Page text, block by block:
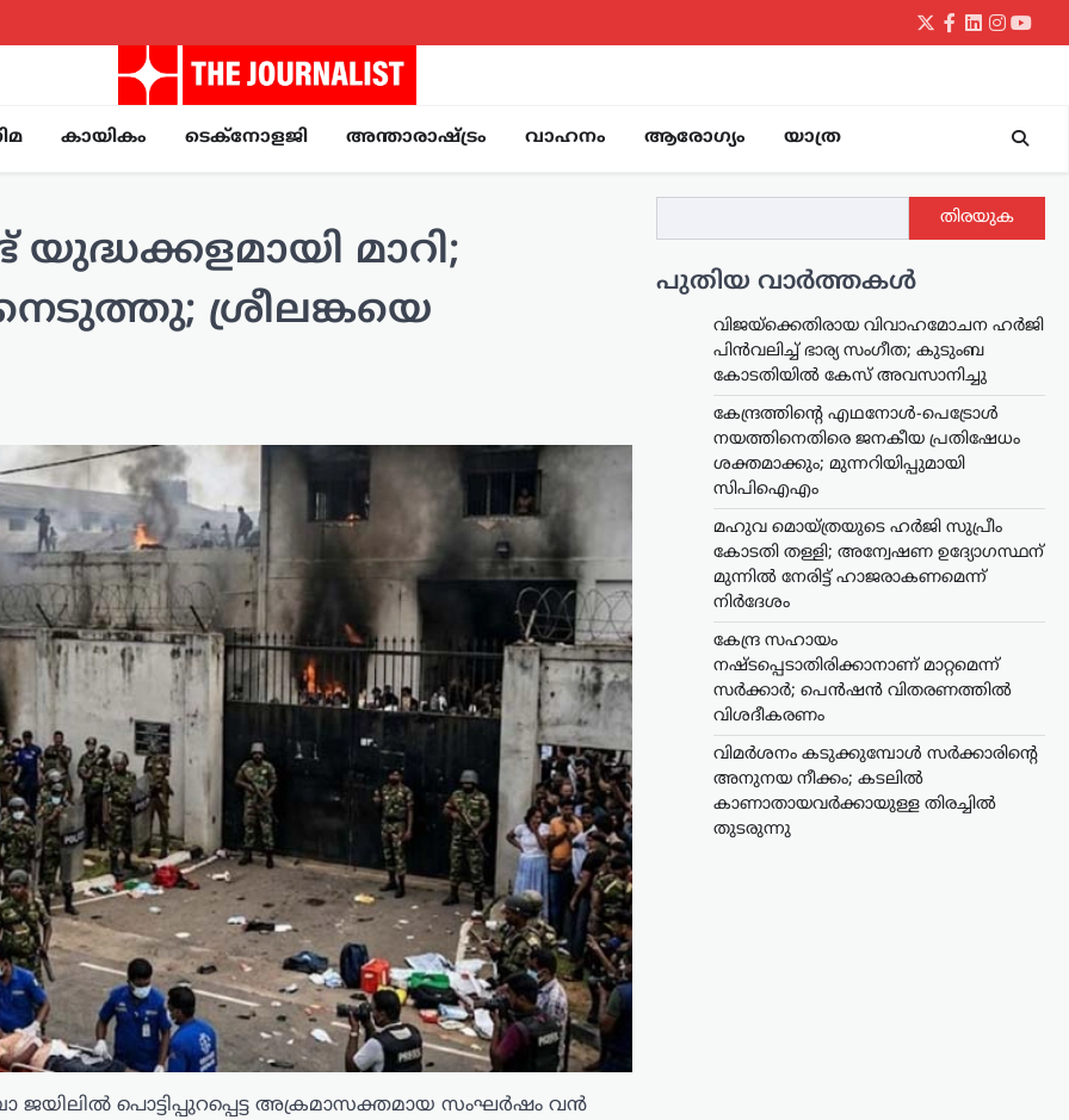
Twitter
Facebook
LinkedIn
കായികം ടെക്നോളജി അന്താരാഷ്ട്രം വാഹനം ആരോഗ്യം യാത്ര
മാറി;
ശ്രീലങ്കയെ
ജയിലിൽ പൊട്ടിപ്പുറപ്പെട്ട അക്രമാസക്തമായ സംഘർഷം വൻ
തിരയുക
പുതിയ വാർത്തകൾ
വിജയ്‌ക്കെതിരായ വിവാഹമോചന ഹർജി
പിൻവലിച്ച് ഭാര്യ സംഗീത; കുടുംബ
കോടതിയിൽ കേസ് അവസാനിച്ചു
കേന്ദ്രത്തിന്റെ എഥനോൾ-പെട്രോൾ
നയത്തിനെതിരെ ജനകീയ പ്രതിഷേധം
ശക്തമാക്കും; മുന്നറിയിപ്പുമായി
സിപിഐഎം
മഹുവ മൊയ്ത്രയുടെ ഹർജി സുപ്രീം
കോടതി തള്ളി; അന്വേഷണ ഉദ്യോഗസ്ഥന്
മുന്നിൽ നേരിട്ട് ഹാജരാകണമെന്ന്
നിർദേശം
കേന്ദ്ര സഹായം
നഷ്ടപ്പെടാതിരിക്കാനാണ് മാറ്റമെന്ന്
സർക്കാർ; പെൻഷൻ വിതരണത്തിൽ
വിശദീകരണം
വിമർശനം കടുക്കുമ്പോൾ സർക്കാരിന്റെ
അനുനയ നീക്കം; കടലിൽ
കാണാതായവർക്കായുള്ള തിരച്ചിൽ
തുടരുന്നു